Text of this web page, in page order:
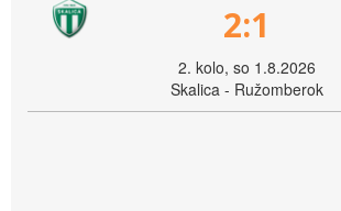
2:1
2. kolo, so 1.8.2026
Skalica - Ružomberok